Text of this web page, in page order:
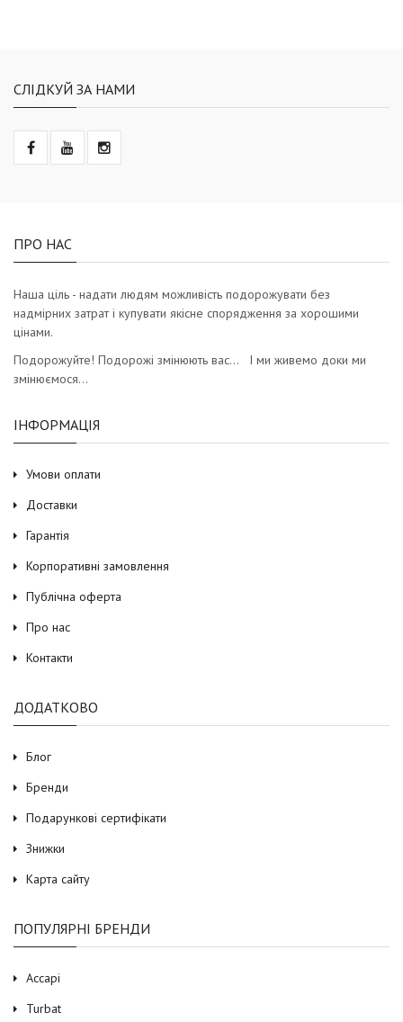
СЛІДКУЙ ЗА НАМИ
ПРО НАС
Наша ціль - надати людям можливість подорожувати без
надмірних затрат і купувати якісне спорядження за хорошими
цінами.
Подорожуйте! Подорожі змінюють вас… І ми живемо доки ми
змінюємося…
ІНФОРМАЦІЯ
Умови оплати
Доставки
Гарантія
Корпоративні замовлення
Публічна оферта
Про нас
Контакти
ДОДАТКОВО
Блог
Бренди
Подарункові сертифікати
Знижки
Карта сайту
ПОПУЛЯРНІ БРЕНДИ
Accapi
Turbat